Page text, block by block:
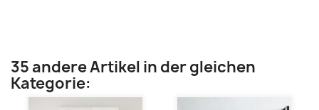
35 andere Artikel in der gleichen
Kategorie: